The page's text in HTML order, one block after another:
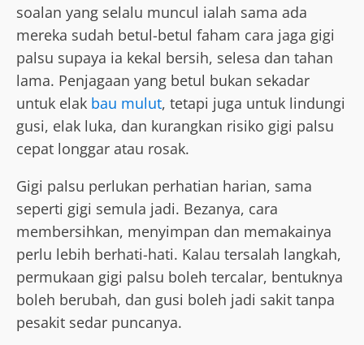
soalan yang selalu muncul ialah sama ada
mereka sudah betul-betul faham cara jaga gigi
palsu supaya ia kekal bersih, selesa dan tahan
lama. Penjagaan yang betul bukan sekadar
untuk elak bau mulut, tetapi juga untuk lindungi
gusi, elak luka, dan kurangkan risiko gigi palsu
cepat longgar atau rosak.
Gigi palsu perlukan perhatian harian, sama
seperti gigi semula jadi. Bezanya, cara
membersihkan, menyimpan dan memakainya
perlu lebih berhati-hati. Kalau tersalah langkah,
permukaan gigi palsu boleh tercalar, bentuknya
boleh berubah, dan gusi boleh jadi sakit tanpa
pesakit sedar puncanya.